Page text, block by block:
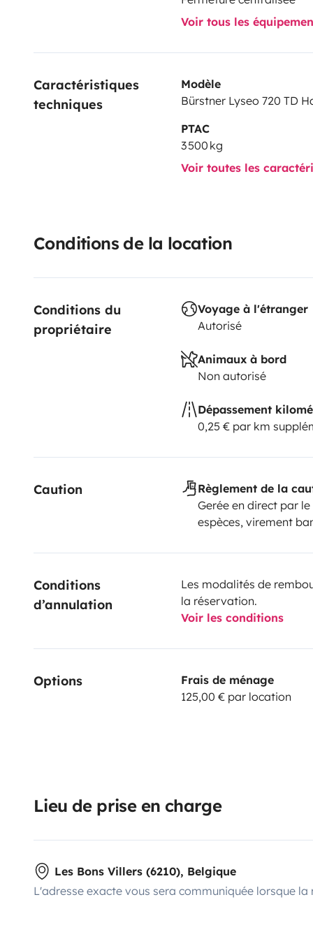
Voir tous les
Caractéristiques
techniques
Modèle
Bürstner Lyseo 720 TD
PTAC
3 500 kg
Voir toutes les
Conditions de la location
Conditions du
propriétaire
Voyage à l'étranger
Autorisé
Animaux à bord
Non autorisé
Dépassement
0,25 € par km
Caution
Règlement de la
Gerée en direct par
espèces, virement
Conditions
d’annulation
Les modalités de
la réservation.
Voir les conditions
Options
Frais de ménage
125,00 € par location
Lieu de prise en charge
Les Bons Villers (6210), Belgique
L'adresse exacte vous sera communiquée lorsque